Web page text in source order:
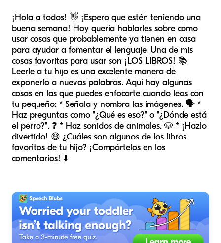
¡Hola a todos! 👋 ¡Espero que estén teniendo una
buena semana! Hoy quería hablarles sobre cómo
usar cosas que probablemente ya tienen en casa
para ayudar a fomentar el lenguaje. Una de mis
cosas favoritas para usar son ¡LOS LIBROS! 📚
Leerle a tu hijo es una excelente manera de
exponerlo a nuevas palabras. Aquí hay algunas
cosas en las que puedes enfocarte cuando leas con
tu pequeño: * Señala y nombra las imágenes. 🗣️ *
Haz preguntas como "¿Qué es eso?" o "¿Dónde está
el perro?". ❓ * Haz sonidos de animales. 🐶 * ¡Hazlo
divertido! 😄 ¿Cuáles son algunos de los libros
favoritos de tu hijo? ¡Compártelos en los
comentarios! ⬇️